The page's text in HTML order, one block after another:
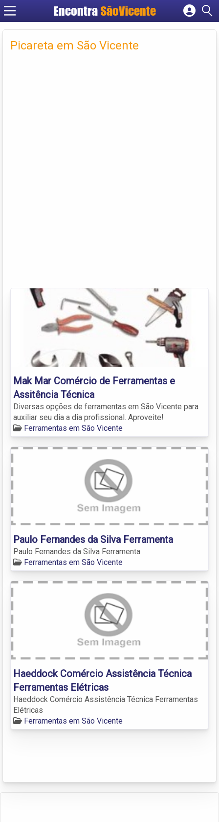
Encontra SãoVicente
Cadastrar empresa
Criar conta
Picareta em São Vicente
Mak Mar Comércio de Ferramentas e
Assitência Técnica
Diversas opções de ferramentas em São Vicente para
auxiliar seu dia a dia profissional. Aproveite!
Ferramentas em São Vicente
Paulo Fernandes da Silva Ferramenta
Paulo Fernandes da Silva Ferramenta
Ferramentas em São Vicente
Haeddock Comércio Assistência Técnica
Ferramentas Elétricas
Haeddock Comércio Assistência Técnica Ferramentas
Elétricas
Ferramentas em São Vicente